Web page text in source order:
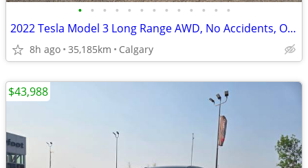
• • • • • • • • • • • • •
2022 Tesla Model 3 Long Range AWD, No Accidents, One Owner #11173
8h ago 35,185km Calgary
$43,988